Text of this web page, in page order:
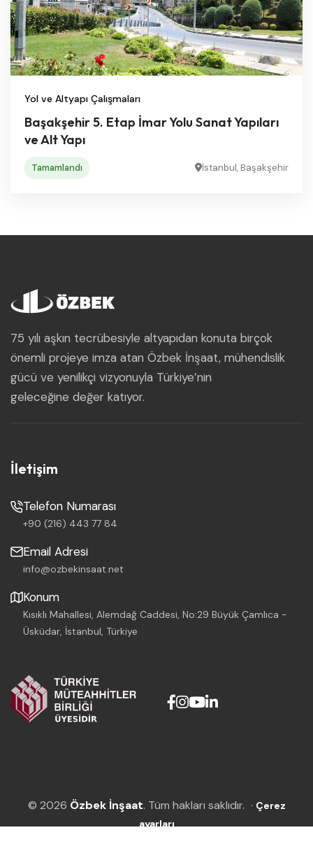
Yol ve Altyapı Çalışmaları
Başakşehir 5. Etap İmar Yolu Sanat Yapıları
ve Alt Yapı
Tamamlandı İstanbul, Başakşehir
75 yılı aşkın tecrübesiyle altyapıdan konuta birçok
önemli projeye imza atan Özbek İnşaat, mühendislik
gücü ve yenilikçi vizyonuyla Türkiye’nin
geleceğine değer katıyor.
İletişim
Telefon Numarası
+90 (216) 443 77 84
Email Adresi
info@ozbekinsaat.net
Konum
Kısıklı Mahallesi, Alemdağ Caddesi, No:29 Büyük Çamlıca -
Üsküdar, İstanbul, Türkiye
© 2026 Özbek İnşaat. Tüm hakları saklıdır. · Çerez
ayarları